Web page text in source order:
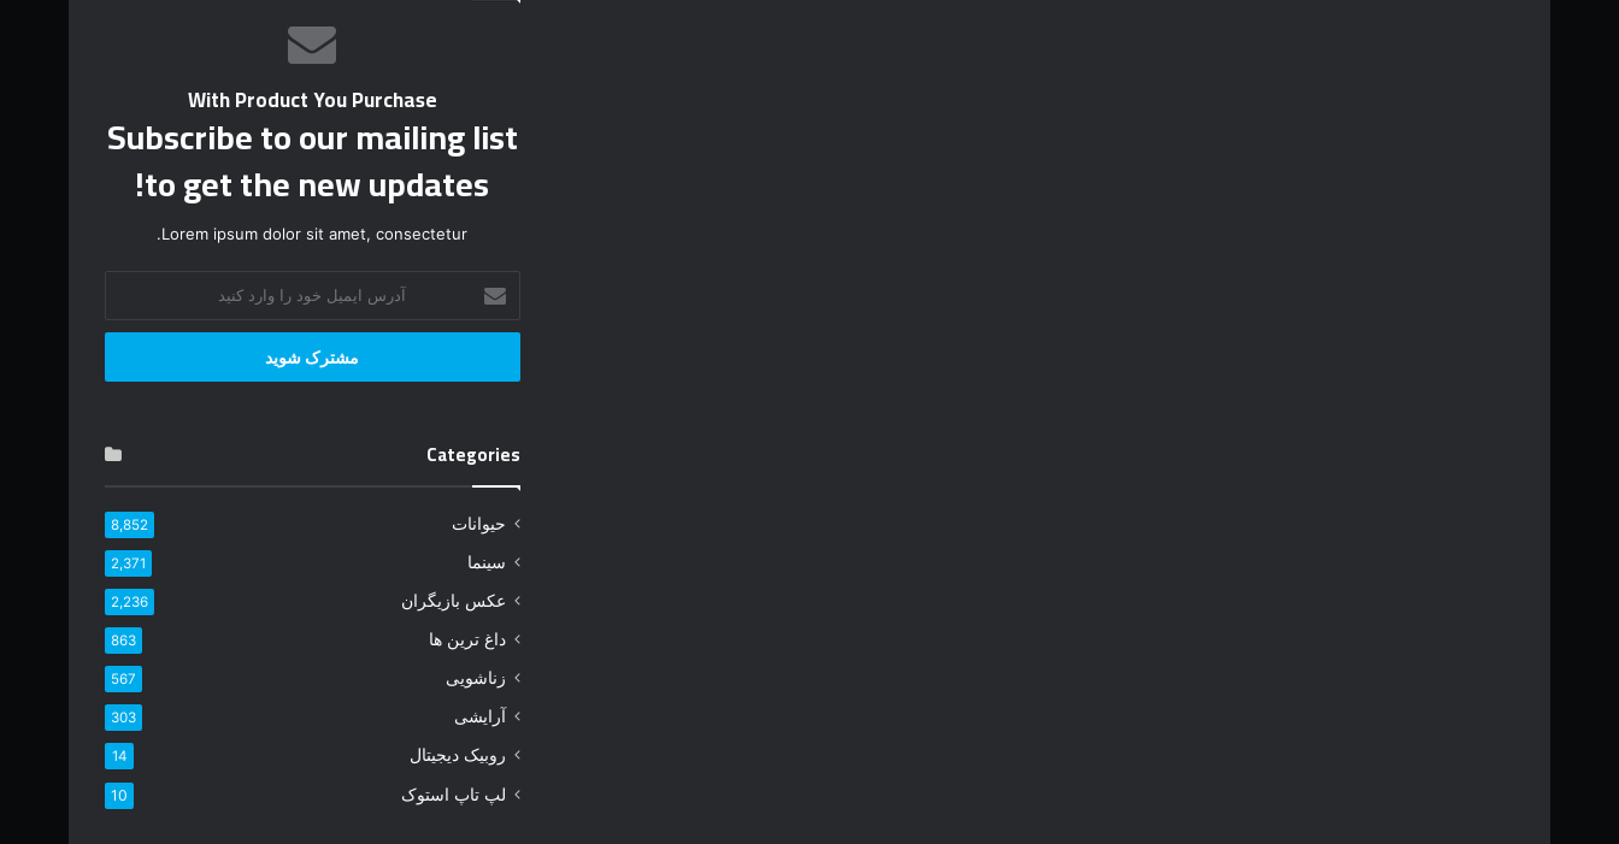
With Product You Purchase
Subscribe to our mailing list
to get the new updates!
Lorem ipsum dolor sit amet, consectetur.
ر
ا
ی
ل
د
ا
و
ر
د
ن
ی
Categories
حیوانات 8,852
سینما 2,371
عکس بازیگران 2,236
داغ ترین ها 863
زناشویی 567
آرایشی 303
روبیک دیجیتال 14
لپ تاپ استوک 10